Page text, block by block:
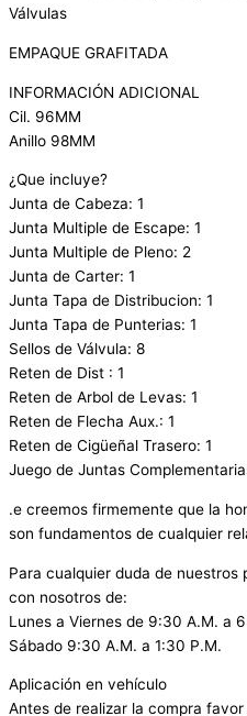
Válvulas
EMPAQUE GRAFITADA
INFORMACIÓN ADICIONAL
Cil. 96MM
Anillo 98MM
¿Que incluye?
Junta de Cabeza: 1
Junta Multiple de Escape: 1
Junta Multiple de Pleno: 2
Junta de Carter: 1
Junta Tapa de Distribucion: 1
Junta Tapa de Punterias: 1
Sellos de Válvula: 8
Reten de Dist : 1
Reten de Arbol de Levas: 1
Reten de Flecha Aux.: 1
Reten de Cigüeñal Trasero: 1
Juego de Juntas
.e creemos firmemente que la
son fundamentos de cualquier
Para cualquier duda de
con nosotros de:
Lunes a Viernes de 9:30 A.M. a
Sábado 9:30 A.M. a 1:30 P.M.
Aplicación en vehículo
Antes de realizar la compra